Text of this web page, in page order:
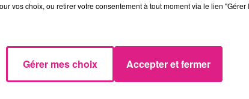
de cookies que vous avez exprimé. Si vous
en cliquant sur le bouton ci-dessous.
vos choix, ou retirer votre consentement à tout moment via le lien
Gérer mes choix Accepter et fermer